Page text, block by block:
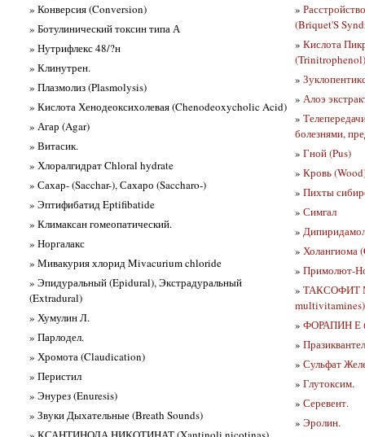
» Конверсия (Conversion)
» Ботулинический токсин типа А
» Нутрифлекс 48/?н
» Клинутрен.
» Плазмолиз (Plasmolysis)
» Кислота Хенодеоксихолевая (Chenodeoxycholic Acid)
» Агар (Agar)
» Витасик.
» Хлоралгидрат Chloral hydrate
» Сахар- (Sacchar-), Сахаро (Saccharo-)
» Эптифибатид Eptifibatide
» Климаксан гомеопатический.
» Норгалакс
» Мивакурия хлорид Mivacurium chloride
» Эпидуральный (Epidural), Экстрадуральный
(Extradural)
» Хумулин Л.
» Парлодел.
» Хромота (Claudication)
» Перистил
» Энурез (Enuresis)
» Звуки Дыхательные (Breath Sounds)
»
(Briquet'S
» Кислота
(Trinitrophenol)
»
» Алоэ
»
болезнями,
» Гной (Pus)
» Кровь
» Пихты
» Симгал
»
» Холангиома
» Примолют-
» ТАКСОФИТ
multivitamines)
» ФОРАПИН Е
»
» Сульфат
» Глутоксим.
» Серевент.
» Эролин.